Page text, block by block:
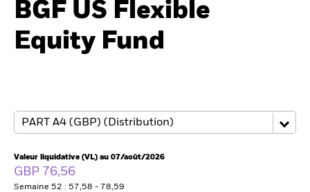
BlackRock
iShares
Notre société
BGF US Flexible
Equity Fund
Valeur liquidative (VL) au 07/août/2026
GBP 76,56
Semaine 52 : 57,58 - 78,59